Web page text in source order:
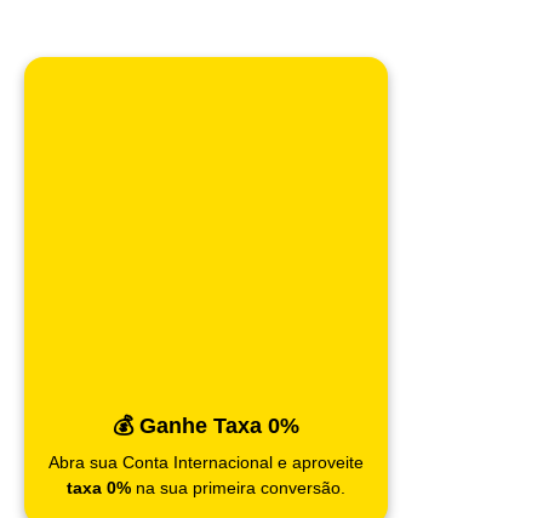
💰 Ganhe Taxa 0%
Abra sua Conta Internacional e aproveite
taxa 0% na sua primeira conversão.